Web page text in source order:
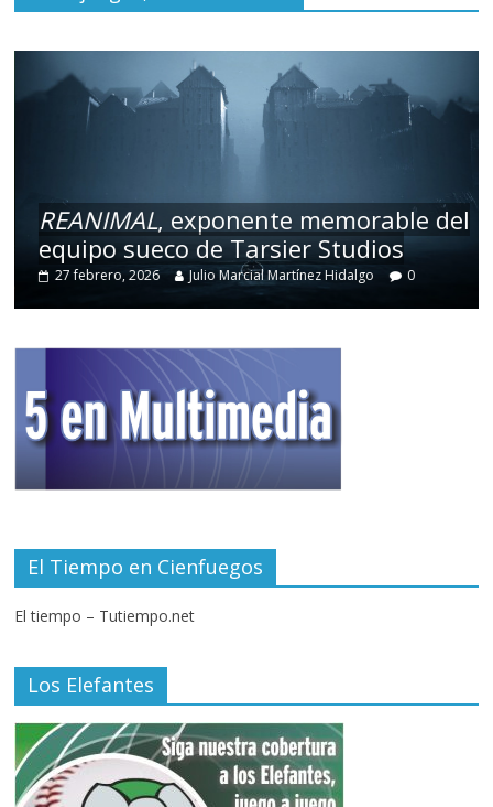
REANIMAL, exponente memorable del
equipo sueco de Tarsier Studios
27 febrero, 2026 Julio Marcial Martínez Hidalgo 0
El Tiempo en Cienfuegos
El tiempo – Tutiempo.net
Los Elefantes